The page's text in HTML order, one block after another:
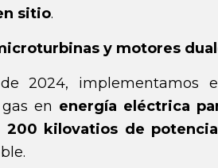
sitio.
y motores
2024, implementamos
en energía eléctrica
200 kilovatios de potencia